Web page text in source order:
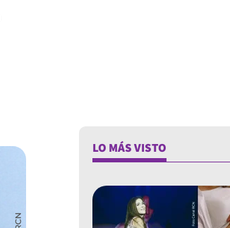
LO MÁS VISTO